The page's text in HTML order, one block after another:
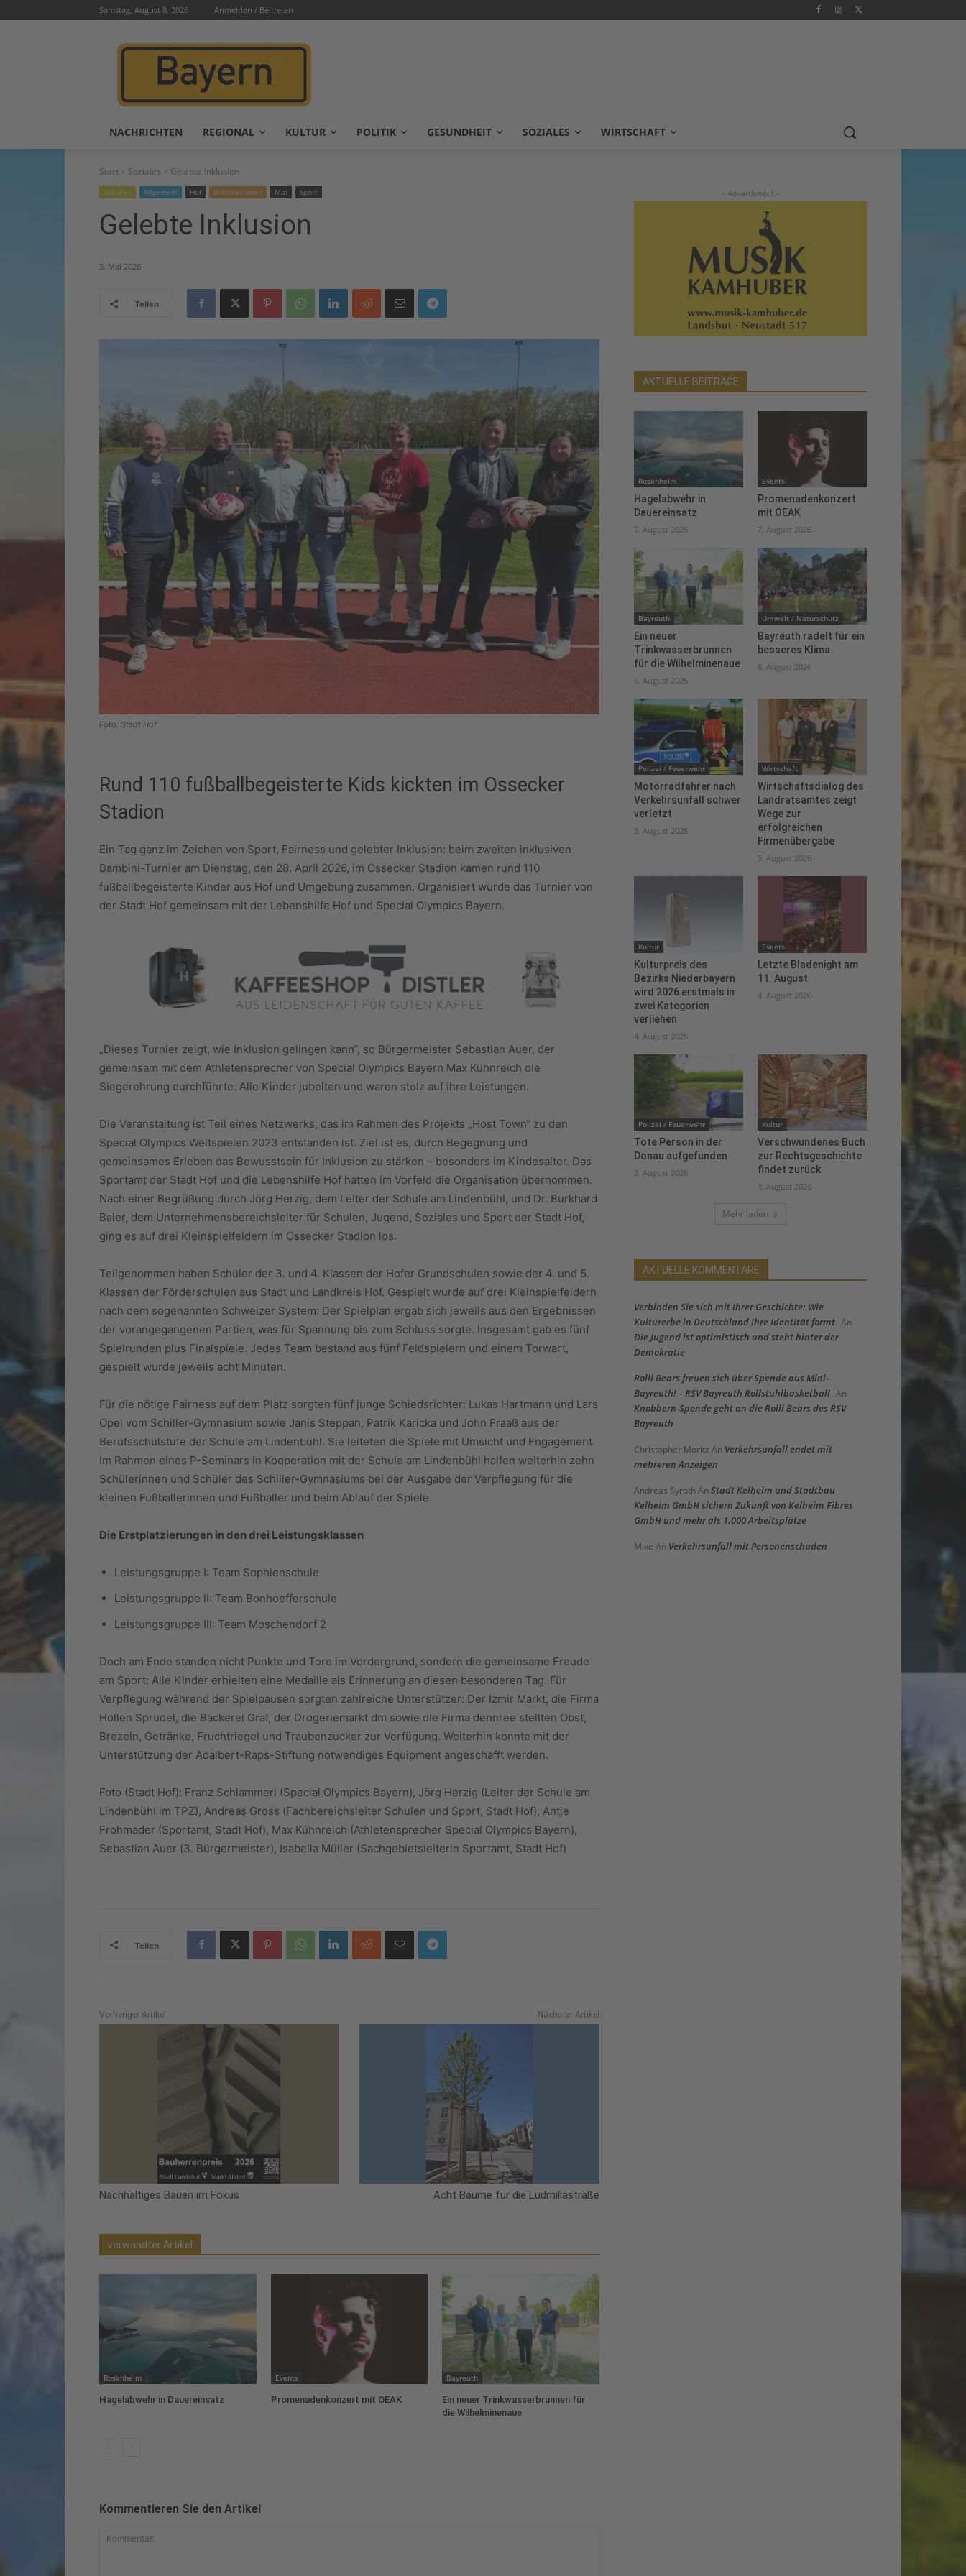
Samstag, August 8, 2026 Anmelden / Beitreten
NACHRICHTEN REGIONAL KULTUR POLITIK GESUNDHEIT SOZIALES WIRTSCHAFT
Start Soziales Gelebte Inklusion
Soziales Allgemein Hof Informationen Mai Sport
Gelebte Inklusion
3. Mai 2026
Teilen
Foto: Stadt Hof
Rund 110 fußballbegeisterte Kids kickten im Ossecker
Stadion
Ein Tag ganz im Zeichen von Sport, Fairness und gelebter Inklusion: beim zweiten inklusiven
Bambini-Turnier am Dienstag, den 28. April 2026, im Ossecker Stadion kamen rund 110
fußballbegeisterte Kinder aus Hof und Umgebung zusammen. Organisiert wurde das Turnier von
der Stadt Hof gemeinsam mit der Lebenshilfe Hof und Special Olympics Bayern.
„Dieses Turnier zeigt, wie Inklusion gelingen kann“, so Bürgermeister Sebastian Auer, der
gemeinsam mit dem Athletensprecher von Special Olympics Bayern Max Kühnreich die
Siegerehrung durchführte. Alle Kinder jubelten und waren stolz auf ihre Leistungen.
Die Veranstaltung ist Teil eines Netzwerks, das im Rahmen des Projekts „Host Town“ zu den
Special Olympics Weltspielen 2023 entstanden ist. Ziel ist es, durch Begegnung und
gemeinsames Erleben das Bewusstsein für Inklusion zu stärken – besonders im Kindesalter. Das
Sportamt der Stadt Hof und die Lebenshilfe Hof hatten im Vorfeld die Organisation übernommen.
Nach einer Begrüßung durch Jörg Herzig, dem Leiter der Schule am Lindenbühl, und Dr. Burkhard
Baier, dem Unternehmensbereichsleiter für Schulen, Jugend, Soziales und Sport der Stadt Hof,
ging es auf drei Kleinspielfeldern im Ossecker Stadion los.
Teilgenommen haben Schüler der 3. und 4. Klassen der Hofer Grundschulen sowie der 4. und 5.
Klassen der Förderschulen aus Stadt und Landkreis Hof. Gespielt wurde auf drei Kleinspielfeldern
nach dem sogenannten Schweizer System: Der Spielplan ergab sich jeweils aus den Ergebnissen
der vorangegangenen Partien, was für Spannung bis zum Schluss sorgte. Insgesamt gab es fünf
Spielrunden plus Finalspiele. Jedes Team bestand aus fünf Feldspielern und einem Torwart,
gespielt wurde jeweils acht Minuten.
Für die nötige Fairness auf dem Platz sorgten fünf junge Schiedsrichter: Lukas Hartmann und Lars
Opel vom Schiller-Gymnasium sowie Janis Steppan, Patrik Karicka und John Fraaß aus der
Berufsschulstufe der Schule am Lindenbühl. Sie leiteten die Spiele mit Umsicht und Engagement.
Im Rahmen eines P-Seminars in Kooperation mit der Schule am Lindenbühl halfen weiterhin zehn
Schülerinnen und Schüler des Schiller-Gymnasiums bei der Ausgabe der Verpflegung für die
kleinen Fußballerinnen und Fußballer und beim Ablauf der Spiele.
Die Erstplatzierungen in den drei Leistungsklassen
Leistungsgruppe I: Team Sophienschule
Leistungsgruppe II: Team Bonhoefferschule
Leistungsgruppe III: Team Moschendorf 2
Doch am Ende standen nicht Punkte und Tore im Vordergrund, sondern die gemeinsame Freude
am Sport: Alle Kinder erhielten eine Medaille als Erinnerung an diesen besonderen Tag. Für
Verpflegung während der Spielpausen sorgten zahlreiche Unterstützer: Der Izmir Markt, die Firma
Höllen Sprudel, die Bäckerei Graf, der Drogeriemarkt dm sowie die Firma dennree stellten Obst,
Brezeln, Getränke, Fruchtriegel und Traubenzucker zur Verfügung. Weiterhin konnte mit der
Unterstützung der Adalbert-Raps-Stiftung notwendiges Equipment angeschafft werden.
Foto (Stadt Hof): Franz Schlammerl (Special Olympics Bayern), Jörg Herzig (Leiter der Schule am
Lindenbühl im TPZ), Andreas Gross (Fachbereichsleiter Schulen und Sport, Stadt Hof), Antje
Frohmader (Sportamt, Stadt Hof), Max Kühnreich (Athletensprecher Special Olympics Bayern),
Sebastian Auer (3. Bürgermeister), Isabella Müller (Sachgebietsleiterin Sportamt, Stadt Hof)
Teilen
Vorheriger Artikel
Nachhaltiges Bauen im Fokus
Nächster Artikel
Acht Bäume für die Ludmillastraße
verwandter Artikel
Rosenheim
Hagelabwehr in Dauereinsatz
Events
Promenadenkonzert mit OEAK
Bayreuth
Ein neuer Trinkwasserbrunnen für
die Wilhelminenaue
Kommentieren Sie den Artikel
- Advertisment -
AKTUELLE BEITRÄGE
Rosenheim
Hagelabwehr in
Dauereinsatz
7. August 2026
Events
Promenadenkonzert
mit OEAK
7. August 2026
Bayreuth
Ein neuer
Trinkwasserbrunnen
für die Wilhelminenaue
6. August 2026
Umwelt / Naturschutz
Bayreuth radelt für ein
besseres Klima
6. August 2026
Polizei / Feuerwehr
Motorradfahrer nach
Verkehrsunfall schwer
verletzt
5. August 2026
Wirtschaft
Wirtschaftsdialog des
Landratsamtes zeigt
Wege zur
erfolgreichen
Firmenübergabe
5. August 2026
Kultur
Kulturpreis des
Bezirks Niederbayern
wird 2026 erstmals in
zwei Kategorien
verliehen
4. August 2026
Events
Letzte Bladenight am
11. August
4. August 2026
Polizei / Feuerwehr
Tote Person in der
Donau aufgefunden
3. August 2026
Kultur
Verschwundenes Buch
zur Rechtsgeschichte
findet zurück
3. August 2026
Mehr laden
AKTUELLE KOMMENTARE
Verbinden Sie sich mit Ihrer Geschichte: Wie
Kulturerbe in Deutschland Ihre Identität formt An
Die Jugend ist optimistisch und steht hinter der
Demokratie
Rolli Bears freuen sich über Spende aus Mini-
Bayreuth! – RSV Bayreuth Rollstuhlbasketball An
Knobbern-Spende geht an die Rolli Bears des RSV
Bayreuth
Christopher Moritz An Verkehrsunfall endet mit
mehreren Anzeigen
Andreas Syroth An Stadt Kelheim und Stadtbau
Kelheim GmbH sichern Zukunft von Kelheim Fibres
GmbH und mehr als 1.000 Arbeitsplätze
Mike An Verkehrsunfall mit Personenschaden